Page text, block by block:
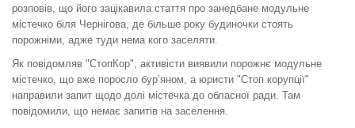
розповів, що його зацікавила стаття про занедбане модульне
містечко біля Чернігова, де більше року будиночки стоять
порожніми, адже туди нема кого заселяти.
Як повідомляв "СтопКор", активісти виявили порожнє модульне
містечко, що вже поросло бур’яном, а юристи "Стоп корупції"
направили запит щодо долі містечка до обласної ради. Там
повідомили, що немає запитів на заселення.